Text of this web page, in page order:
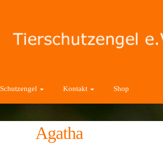
Schutzengel Kontakt Shop
Agatha